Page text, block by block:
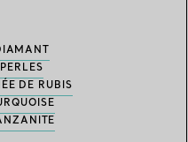
DE RUBIS